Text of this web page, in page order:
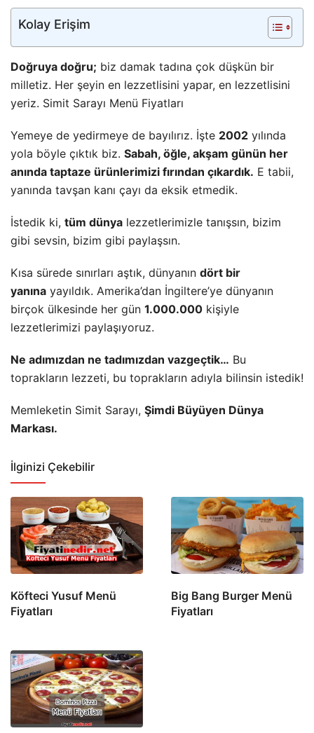
Kolay Erişim
Doğruya doğru; biz damak tadına çok düşkün bir
milletiz. Her şeyin en lezzetlisini yapar, en lezzetlisini
yeriz. Simit Sarayı Menü Fiyatları
Yemeye de yedirmeye de bayılırız. İşte 2002 yılında
yola böyle çıktık biz. Sabah, öğle, akşam günün her
anında taptaze ürünlerimizi fırından çıkardık. E tabii,
yanında tavşan kanı çayı da eksik etmedik.
İstedik ki, tüm dünya lezzetlerimizle tanışsın, bizim
gibi sevsin, bizim gibi paylaşsın.
Kısa sürede sınırları aştık, dünyanın dört bir
yanına yayıldık. Amerika’dan İngiltere’ye dünyanın
birçok ülkesinde her gün 1.000.000 kişiyle
lezzetlerimizi paylaşıyoruz.
Ne adımızdan ne tadımızdan vazgeçtik… Bu
toprakların lezzeti, bu toprakların adıyla bilinsin istedik!
Memleketin Simit Sarayı, Şimdi Büyüyen Dünya
Markası.
İlginizi Çekebilir
Köfteci Yusuf Menü
Fiyatları
Big Bang Burger Menü
Fiyatları